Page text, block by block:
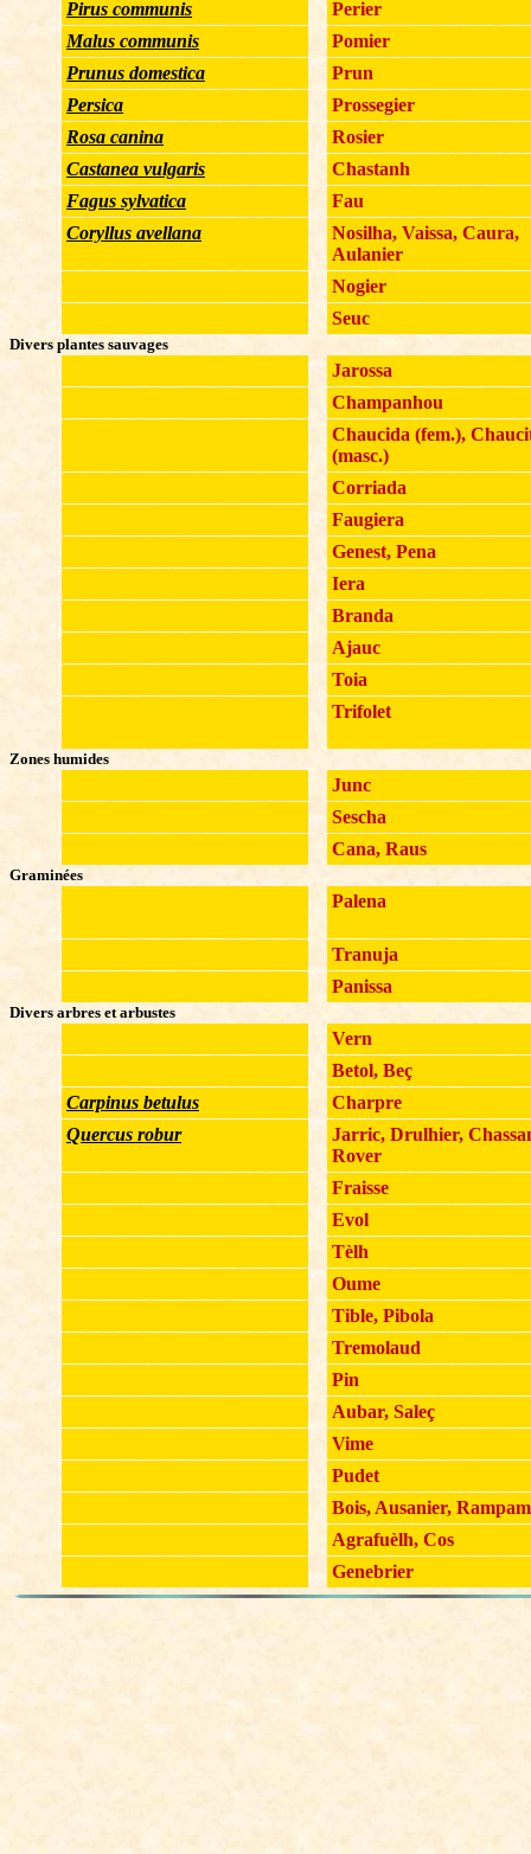
Pirus communis
Perier
Malus communis
Pomier
Prunus domestica
Prun
Persica
Prossegier
Rosa canina
Rosier
Castanea vulgaris
Chastanh
Fagus sylvatica
Fau
Coryllus avellana
Nosilha, Vaissa, Caura,
Aulanier
Nogier
Seuc
Divers plantes sauvages
Jarossa
Champanhou
Chaucida (fem.),
(masc.)
Corriada
Faugiera
Genest, Pena
Iera
Branda
Ajauc
Toia
Trifolet
Zones humides
Junc
Sescha
Cana, Raus
Graminées
Palena
Tranuja
Panissa
Divers arbres et arbustes
Vern
Betol, Beç
Carpinus betulus
Charpre
Quercus robur
Jarric, Drulhier,
Rover
Fraisse
Evol
Tèlh
Oume
Tible, Pibola
Tremolaud
Pin
Aubar, Saleç
Vime
Pudet
Bois, Ausanier, Rampam
Agrafuèlh, Cos
Genebrier